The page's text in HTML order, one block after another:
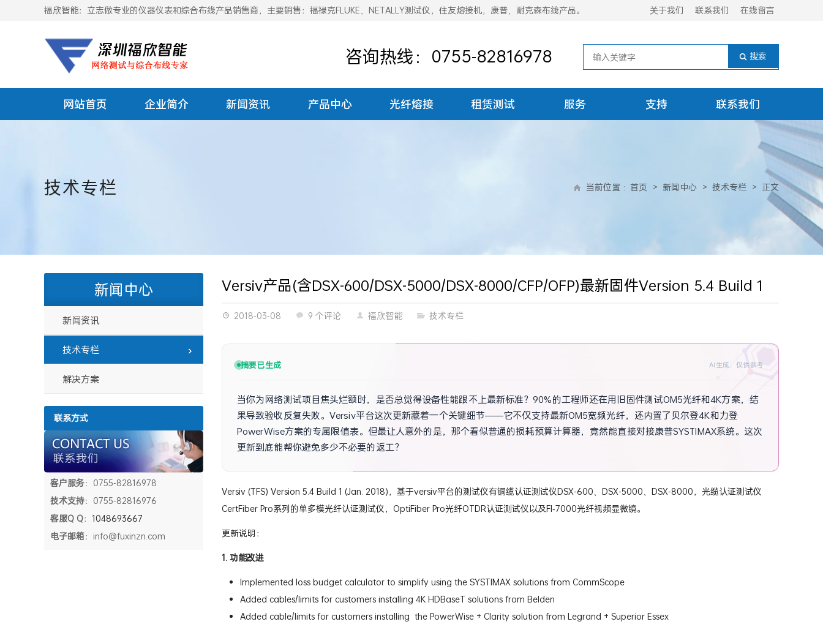
福欣智能：立志做专业的仪器仪表和综合布线产品销售商，主要销售：福禄克FLUKE、NETALLY测试仪，住友熔接机，康普、耐克森布线产品。 关于我们 联系我们 在线留言
咨询热线：0755-82816978
网站首页 企业简介 新闻资讯 产品中心 光纤熔接 租赁测试 服务 支持 联系我们
技术专栏 当前位置 : 首页 > 新闻中心 > 技术专栏 > 正文
Versiv产品(含DSX-600/DSX-5000/DSX-8000/CFP/OFP)最新固件Version 5.4 Build 1
2018-03-08 9 个评论 福欣智能 技术专栏
摘要已生成 AI生成，仅供参考
当你为网络测试项目焦头烂额时，是否总觉得设备性能跟不上最新标准？90%的工程师还在用旧固件测试OM5光纤和4K方案，结
果导致验收反复失败。Versiv平台这次更新藏着一个关键细节——它不仅支持最新OM5宽频光纤，还内置了贝尔登4K和力登
PowerWise方案的专属限值表。但最让人意外的是，那个看似普通的损耗预算计算器，竟然能直接对接康普SYSTIMAX系统。这次
更新到底能帮你避免多少不必要的返工？
Versiv (TFS) Version 5.4 Build 1 (Jan. 2018)，基于versiv平台的测试仪有铜缆认证测试仪DSX-600、DSX-5000、DSX-8000，光缆认证测试仪
CertFiber Pro系列的单多模光纤认证测试仪，OptiFiber Pro光纤OTDR认证测试仪以及FI‐7000光纤视频显微镜。
更新说明：
1. 功能改进
Implemented loss budget calculator to simplify using the SYSTIMAX solutions from CommScope
Added cables/limits for customers installing 4K HDBaseT solutions from Belden
Added cable/limits for customers installing the PowerWise + Clarity solution from Legrand + Superior Essex
新闻中心
新闻资讯
技术专栏
解决方案
联系方式
客户服务：0755-82816978
技术支持：0755-82816976
客服Q Q： 1048693667
电子邮箱：info@fuxinzn.com